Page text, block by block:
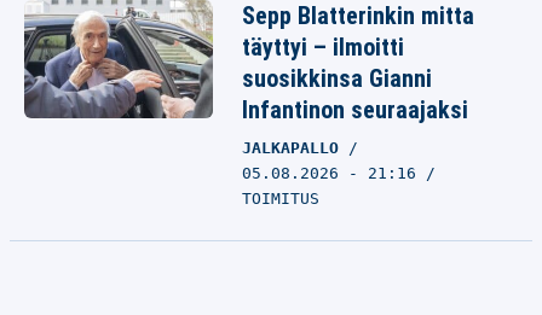
Sepp Blatterinkin mitta
täyttyi – ilmoitti
suosikkinsa Gianni
Infantinon seuraajaksi
JALKAPALLO
05.08.2026 - 21:16
TOIMITUS